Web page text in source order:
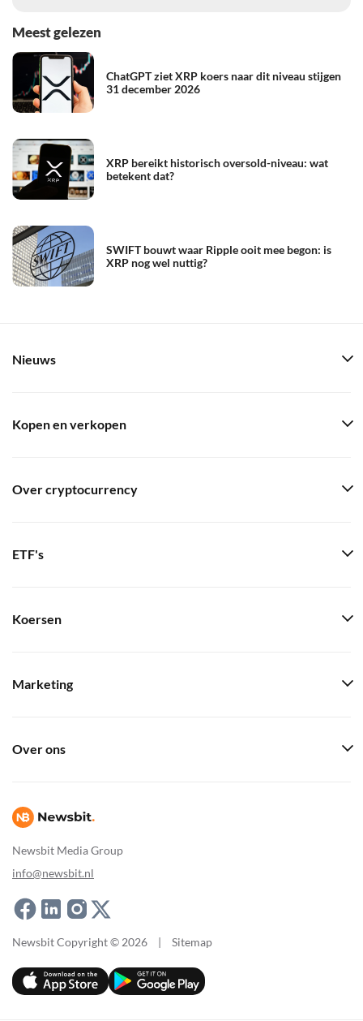
Meest gelezen
ChatGPT ziet XRP koers naar dit niveau stijgen
31 december 2026
XRP bereikt historisch oversold-niveau: wat
betekent dat?
SWIFT bouwt waar Ripple ooit mee begon: is
XRP nog wel nuttig?
Newsbit Media Group
info@newsbit.nl
Nieuws
Kopen en verkopen
Over cryptocurrency
ETF's
Koersen
Marketing
Over ons
Newsbit Copyright © 2026 | Sitemap